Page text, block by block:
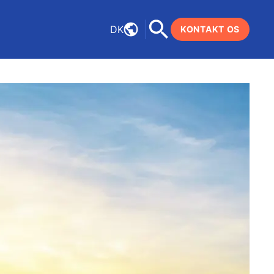
DK KONTAKT OS